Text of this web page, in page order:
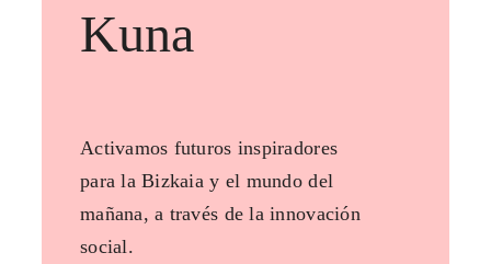
Kuna
Activamos futuros inspiradores
para la Bizkaia y el mundo del
mañana, a través de la innovación
social.